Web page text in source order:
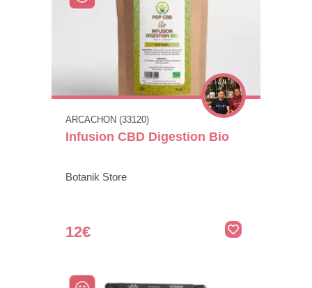
ARCACHON (33120)
Infusion CBD Digestion Bio
Botanik Store
12€